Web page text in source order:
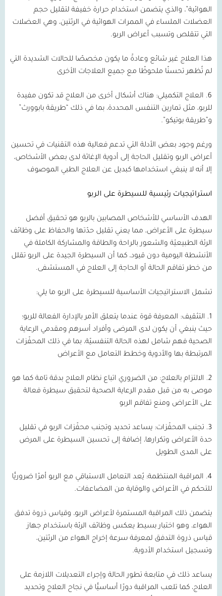
الهوائية”، والذي يتضمن استخدام حرارة خفيفة لتقليل حجم
العضلات الملساء في الممرات الهوائية في الرئتين، وهي العضلات
التي تتقلص وتسبب أعراض الربو.
هذا العلاج غير شائع وعادةً ما يكون مخصصًا للحالات الشديدة التي
لم تُظهر تحسنًا ملحوظًا مع جميع العلاجات الأخرى
6. العلاج التكميلي: هناك أشكال أخرى من العلاج قد تكون مفيدة
للربو، مثل تمارين التنفس المحددة، بما في ذلك “طريقة بابوورث”
و”طريقة بوتيكو”.
ورغم وجود بعض الأدلة التي تدعم فعالية هذه التقنيات في تحسين
أعراض الربو وتقليل الحاجة إلى أدوية الإغاثة لدى بعض الأشخاص،
إلا أنه لا ينبغي استخدامها كبديل عن العلاج الطبي الموصوف
استراتيجيات رئيسية للسيطرة على الربو
الهدف الأساسي للأشخاص المصابين بالربو هو تحقيق أفضل
سيطرة على الأعراض، مما يعني تقليل حدّتها والحفاظ على وظائف
الرئة الطبيعيّة والشعور بالراحة والطاقة والمشاركة الكاملة في
الأنشطة اليومية دون قيود، كما أن السيطرة الجيدة على الربو تقلل
من خطر تفاقم الحالة أو الحاجة إلى العلاج في المستشفى.
تشمل الاستراتيجيات الأساسية للسيطرة على الربو ما يلي:
1. التثقيف: المعرفة قوة عندما يتعلق الأمر بالإدارة الفعالة للربو؛
حيث ينبغي أن يكون لدى المرضى وأفراد أسرهم ومقدمي الرعاية
الصحية فهم شامل لهذه الحالة التنفسيّة، بما في ذلك المحفّزات
المرتبطة بها والأدوية وخطط التعامل مع الأعراض
2. الالتزام بالعلاج: من الضروري اتباع نظام العلاج بدقة تامة كما هو
موصى به من قبل مقدم الرعاية الصحية لتحقيق سيطرة فعالة
على الأعراض ومنع تفاقم الربو
3. تجنب المحفّزات: يساعد تحديد وتجنب محفّزات الربو في تقليل
حدة الأعراض وتكرارها، إضافة إلى تحسين السيطرة على المرض
على المدى الطويل
4. المراقبة المنتظمة: يُعد التعامل الاستباقي مع الربو أمرًا ضروريًّا
للتحكم في الأعراض والوقاية من المضاعفات.
يتضمن ذلك المراقبة المستمرة لأعراض الربو، وقياس ذروة تدفق
الهواء، وهو اختبار بسيط يعكس وظائف الرئة باستخدام جهاز
قياس ذروة التدفق لمعرفة سرعة إخراج الهواء من الرئتين،
وتسجيل استخدام الأدوية.
يساعد ذلك في متابعة تطور الحالة وإجراء التعديلات اللازمة على
العلاج، كما تلعب المراقبة دورًا أساسيًّا في نجاح العلاج وتحديد